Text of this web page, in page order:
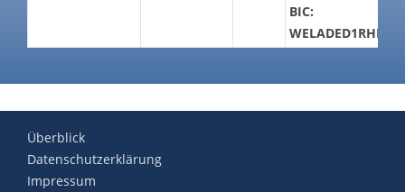
BIC:
WELADED1RHD
Überblick
Datenschutzerklärung
Impressum